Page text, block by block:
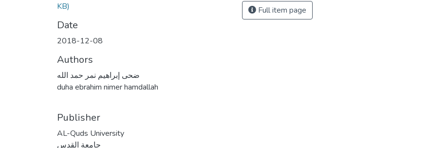
KB)
Date
2018-12-08
Authors
ضحى إبراهيم نمر حمد الله
duha ebrahim nimer hamdallah
Publisher
AL-Quds University
جامعة القدس
Full item page